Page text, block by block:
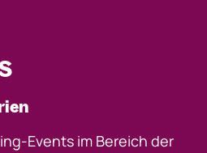
Events im Bereich der